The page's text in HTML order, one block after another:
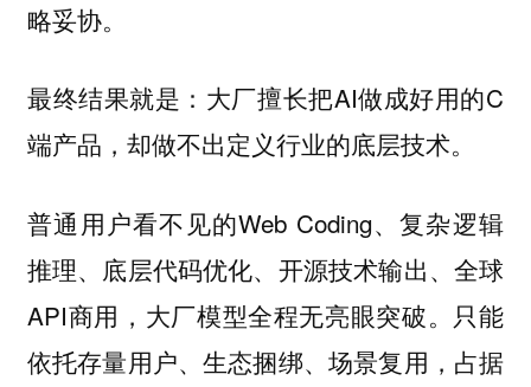
略妥协。
最终结果就是：大厂擅长把AI做成好用的C
端产品，却做不出定义行业的底层技术。
普通用户看不见的Web Coding、复杂逻辑
推理、底层代码优化、开源技术输出、全球
API商用，大厂模型全程无亮眼突破。只能
依托存量用户、生态捆绑、场景复用，占据